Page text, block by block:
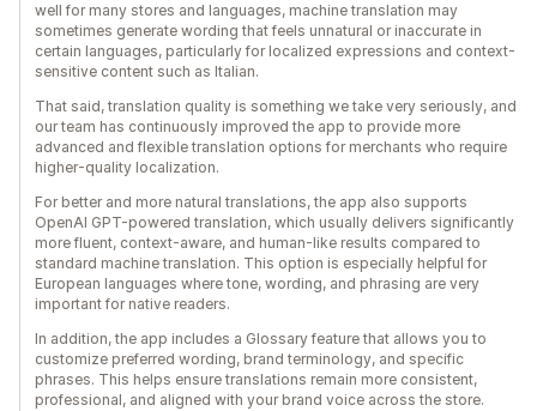
well for many stores and languages, machine translation may
sometimes generate wording that feels unnatural or inaccurate in
certain languages, particularly for localized expressions and context-
sensitive content such as Italian.
That said, translation quality is something we take very seriously, and
our team has continuously improved the app to provide more
advanced and flexible translation options for merchants who require
higher-quality localization.
For better and more natural translations, the app also supports
OpenAI GPT-powered translation, which usually delivers significantly
more fluent, context-aware, and human-like results compared to
standard machine translation. This option is especially helpful for
European languages where tone, wording, and phrasing are very
important for native readers.
In addition, the app includes a Glossary feature that allows you to
customize preferred wording, brand terminology, and specific
phrases. This helps ensure translations remain more consistent,
professional, and aligned with your brand voice across the store.